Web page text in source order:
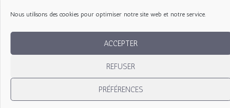
Nous utilisons des cookies pour optimiser notre site web et notre service.
ACCEPTER
REFUSER
PRÉFÉRENCES
m
-
f
Copyright © 2026 Les Gribouillis d'Arthur